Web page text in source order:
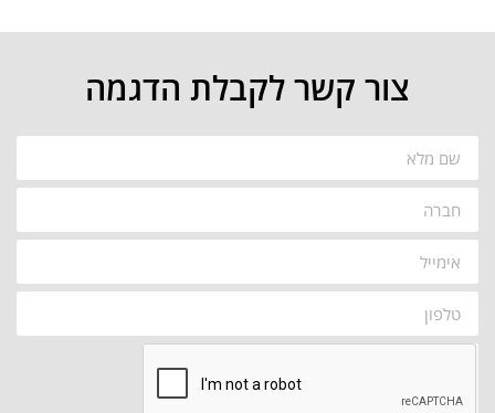
צור קשר לקבלת הדגמה